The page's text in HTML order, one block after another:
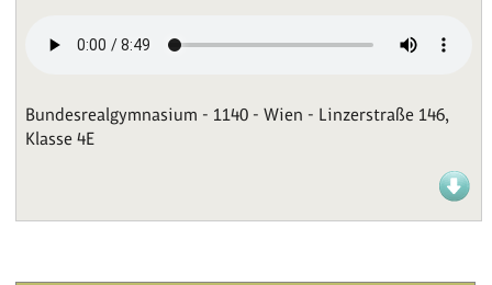
Bundesrealgymnasium - 1140 - Wien - Linzerstraße 146,
Klasse 4E